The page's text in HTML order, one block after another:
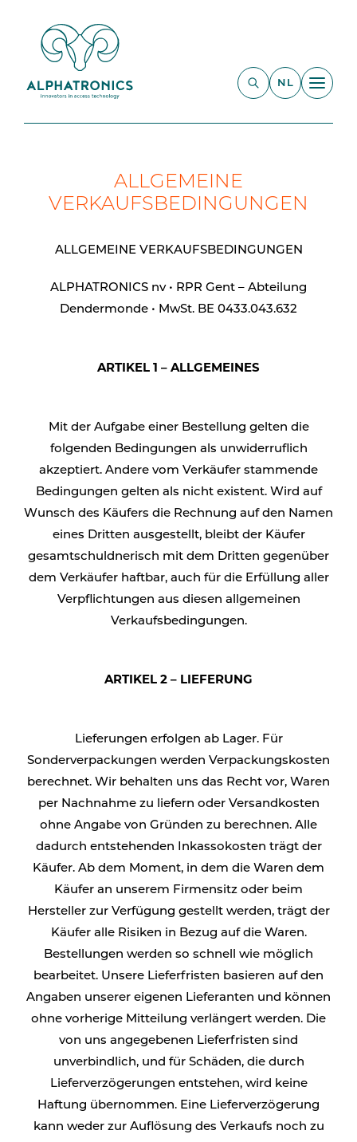
NL
ALLGEMEINE
VERKAUFSBEDINGUNGEN
ALLGEMEINE VERKAUFSBEDINGUNGEN
ALPHATRONICS nv • RPR Gent – Abteilung
Dendermonde • MwSt. BE 0433.043.632
ARTIKEL 1 – ALLGEMEINES
Mit der Aufgabe einer Bestellung gelten die
folgenden Bedingungen als unwiderruflich
akzeptiert. Andere vom Verkäufer stammende
Bedingungen gelten als nicht existent. Wird auf
Wunsch des Käufers die Rechnung auf den Namen
eines Dritten ausgestellt, bleibt der Käufer
gesamtschuldnerisch mit dem Dritten gegenüber
dem Verkäufer haftbar, auch für die Erfüllung aller
Verpflichtungen aus diesen allgemeinen
Verkaufsbedingungen.
ARTIKEL 2 – LIEFERUNG
Lieferungen erfolgen ab Lager. Für
Sonderverpackungen werden Verpackungskosten
berechnet. Wir behalten uns das Recht vor, Waren
per Nachnahme zu liefern oder Versandkosten
ohne Angabe von Gründen zu berechnen. Alle
dadurch entstehenden Inkassokosten trägt der
Käufer. Ab dem Moment, in dem die Waren dem
Käufer an unserem Firmensitz oder beim
Hersteller zur Verfügung gestellt werden, trägt der
Käufer alle Risiken in Bezug auf die Waren.
Bestellungen werden so schnell wie möglich
bearbeitet. Unsere Lieferfristen basieren auf den
Angaben unserer eigenen Lieferanten und können
ohne vorherige Mitteilung verlängert werden. Die
von uns angegebenen Lieferfristen sind
unverbindlich, und für Schäden, die durch
Lieferverzögerungen entstehen, wird keine
Haftung übernommen. Eine Lieferverzögerung
kann weder zur Auflösung des Verkaufs noch zu